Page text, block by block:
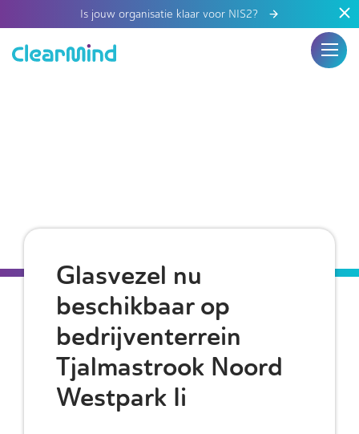
Is jouw organisatie klaar voor NIS2?
Glasvezel nu
beschikbaar op
bedrijventerrein
Tjalmastrook Noord
Westpark Ii